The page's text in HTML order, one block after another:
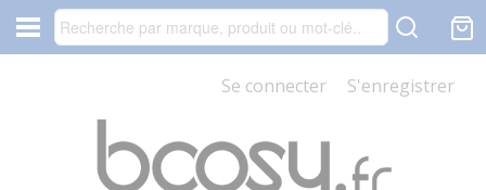
Se connecter S'enregistrer